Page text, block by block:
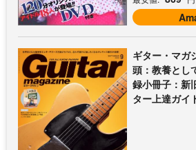
ギター・マガ
頭：教養とし
録小冊子：新
ター上達ガイ